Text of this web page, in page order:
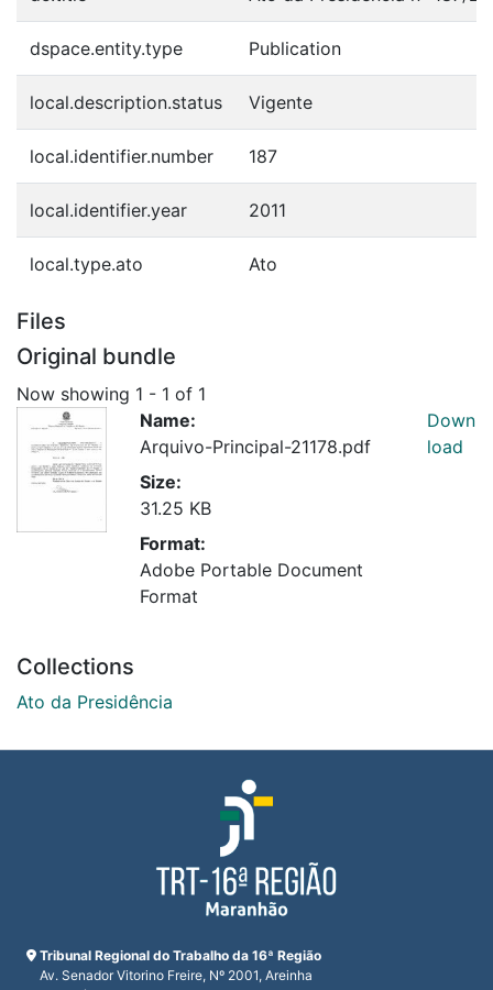
dspace.entity.type Publication
local.description.status Vigente
local.identifier.number 187
local.identifier.year 2011
local.type.ato Ato
Files
Original bundle
Now showing 1 - 1 of 1
Name:
Arquivo-Principal-21178.pdf
Size:
31.25 KB
Format:
Adobe Portable Document
Format
Down
load
Collections
Ato da Presidência
Tribunal Regional do Trabalho da 16ª Região
Av. Senador Vitorino Freire, Nº 2001, Areinha